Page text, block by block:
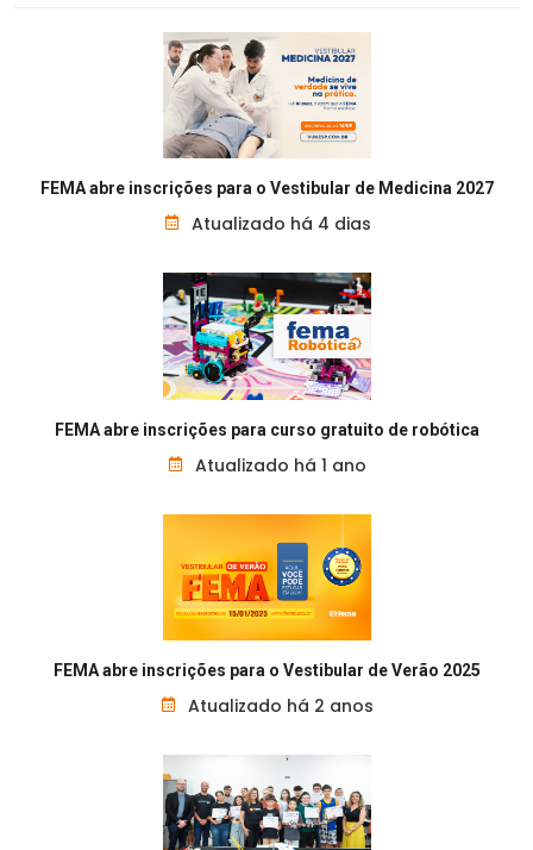
FEMA abre inscrições para o Vestibular de Medicina 2027
Atualizado há 4 dias
FEMA abre inscrições para curso gratuito de robótica
Atualizado há 1 ano
FEMA abre inscrições para o Vestibular de Verão 2025
Atualizado há 2 anos